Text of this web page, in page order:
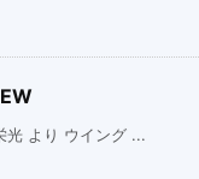
光 より ウイング ...